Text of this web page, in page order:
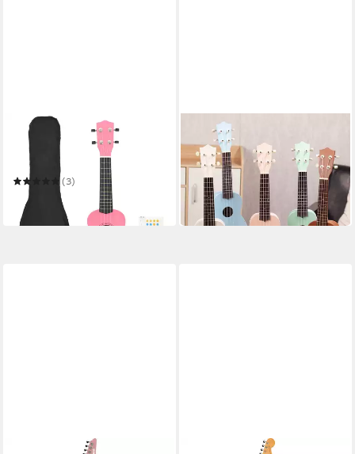
VIDAXL
Ukulele Sopran-Ukulele-Set
mit Tasche für Kinder Rosa
23"
(3)
53,99 €
in 6-7 Werktagen bei dir
PI-MUSIC
Ukulele pi-music Sopran
Ukulele Set rose
29,90 €
in 4-5 Werktagen bei dir